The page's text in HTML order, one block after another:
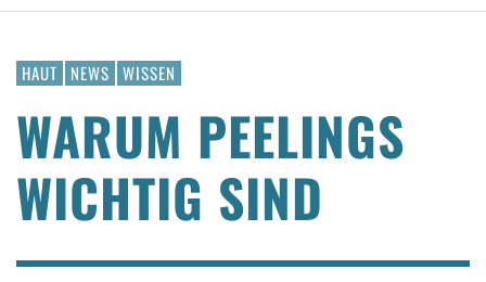
HAUT NEWS WISSEN
WARUM PEELINGS
WICHTIG SIND